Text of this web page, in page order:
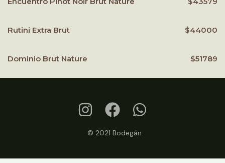
Rutini Extra Brut $44000
Dominio Brut Nature $51789
© 2021 Bodegán